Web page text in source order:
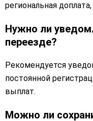
региональная
Нужно ли
переезде?
Рекомендуется
постоянной
выплат.
Можно ли